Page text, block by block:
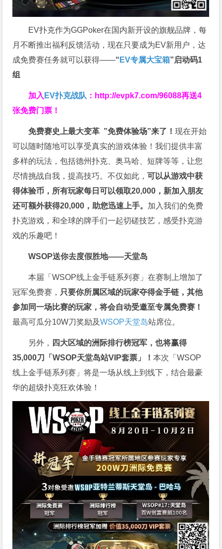
EV扑克作为GGPoker在国内新开设的旗舰品牌，每
月不断推出福利反馈活动，现在只要成为EV新用户，达
成免费赛任务就可以获得——“ EV专属大宝箱”启动码1
组
加入 EV扑克战队 ： http://evpk7.com/96088再送4
张免费门票！
免费赛史上最大变革 ”免费体验场”来了！现在开始
可以随时随地可以享受真实的游戏体验！我们提供丰富
多样的玩法，包括德州扑克、奥马哈、短牌等等，让您
尽情挑战自我，提高技巧。不仅如此，可以从游戏中获
得体验币，所有玩家每日可以领取20,000，新加入朋友
还可额外获得20,000，助您迅速上手。 加入我们的免费
扑克游戏，和全球的牌手们一起切磋技艺，感受扑克游
戏的乐趣吧！
WSOP送你去度假胜地——天堂岛
本届「WSOP线上金手链系列赛」在赛制上增加了
冠军免费赛， 只要你所属区域的玩家夺得金手链，其他
参加同一场比赛的玩家，将会自动受邀至专属免费赛！
最高可瓜分10W刀奖励及WSOP天堂岛站席位。
另外， 四大区域的洲际排行榜冠军，也将赢得
35,000刀「WSOP天堂岛站VIP套票」！本次「WSOP
线上金手链系列赛」将是一场从线上到线下，结合最豪
华的超级扑克狂欢体验！